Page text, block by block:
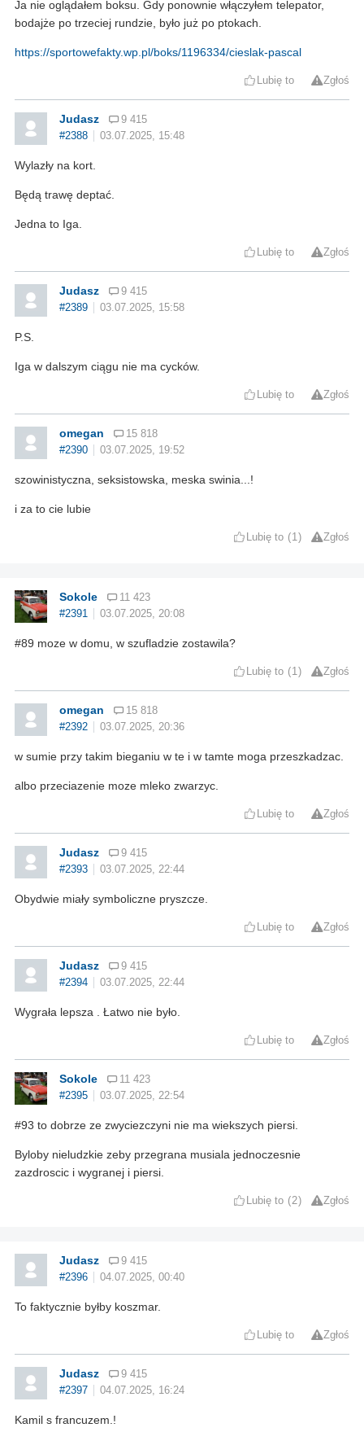
Ja nie oglądałem boksu. Gdy ponownie włączyłem telepator,
bodajże po trzeciej rundzie, było już po ptokach.
https://sportowefakty.wp.pl/boks/1196334/cieslak-pascal
Lubię to Zgłoś
Judasz
9 415
#2388
03.07.2025, 15:48
Wylazły na kort.
Będą trawę deptać.
Jedna to Iga.
Lubię to Zgłoś
Judasz
9 415
#2389
03.07.2025, 15:58
P.S.
Iga w dalszym ciągu nie ma cycków.
Lubię to Zgłoś
omegan
15 818
#2390
03.07.2025, 19:52
szowinistyczna, seksistowska, meska swinia...!
i za to cie lubie
Lubię to 1 Zgłoś
Sokole
11 423
#2391
03.07.2025, 20:08
#89 moze w domu, w szufladzie zostawila?
Lubię to 1 Zgłoś
omegan
15 818
#2392
03.07.2025, 20:36
w sumie przy takim bieganiu w te i w tamte moga przeszkadzac.
albo przeciazenie moze mleko zwarzyc.
Lubię to Zgłoś
Judasz
9 415
#2393
03.07.2025, 22:44
Obydwie miały symboliczne pryszcze.
Lubię to Zgłoś
Judasz
9 415
#2394
03.07.2025, 22:44
Wygrała lepsza . Łatwo nie było.
Lubię to Zgłoś
Sokole
11 423
#2395
03.07.2025, 22:54
#93 to dobrze ze zwyciezczyni nie ma wiekszych piersi.
Byloby nieludzkie zeby przegrana musiala jednoczesnie
zazdroscic i wygranej i piersi.
Lubię to 2 Zgłoś
Judasz
9 415
#2396
04.07.2025, 00:40
To faktycznie byłby koszmar.
Lubię to Zgłoś
Judasz
9 415
#2397
04.07.2025, 16:24
Kamil s francuzem.!